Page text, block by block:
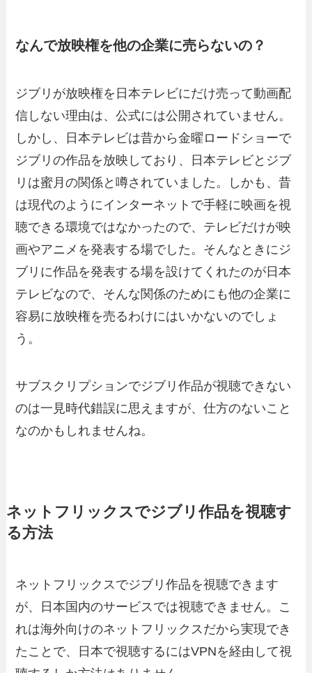
なんで放映権を他の企業に売らないの？
ジブリが放映権を日本テレビにだけ売って動画配
信しない理由は、公式には公開されていません。
しかし、日本テレビは昔から金曜ロードショーで
ジブリの作品を放映しており、日本テレビとジブ
リは蜜月の関係と噂されていました。しかも、昔
は現代のようにインターネットで手軽に映画を視
聴できる環境ではなかったので、テレビだけが映
画やアニメを発表する場でした。そんなときにジ
ブリに作品を発表する場を設けてくれたのが日本
テレビなので、そんな関係のためにも他の企業に
容易に放映権を売るわけにはいかないのでしょ
う。
サブスクリプションでジブリ作品が視聴できない
のは一見時代錯誤に思えますが、仕方のないこと
なのかもしれませんね。
ネットフリックスでジブリ作品を視聴す
る方法
ネットフリックスでジブリ作品を視聴できます
が、日本国内のサービスでは視聴できません。こ
れは海外向けのネットフリックスだから実現でき
たことで、日本で視聴するにはVPNを経由して視